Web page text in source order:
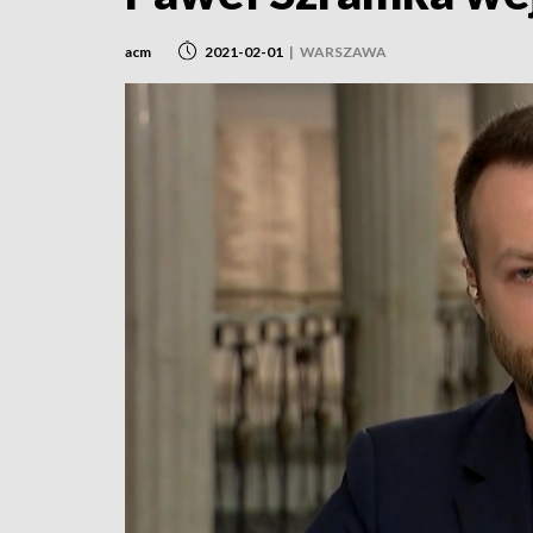
acm 2021-02-01 | WARSZAWA